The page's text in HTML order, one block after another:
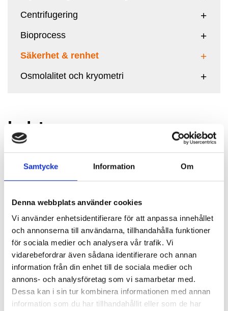
Samtycke Information Om
Denna webbplats använder cookies
Vi använder enhetsidentifierare för att anpassa innehållet
och annonserna till användarna, tillhandahålla funktioner
för sociala medier och analysera vår trafik. Vi
vidarebefordrar även sådana identifierare och annan
information från din enhet till de sociala medier och
annons- och analysföretag som vi samarbetar med.
Dessa kan i sin tur kombinera informationen med annan
information som du har tillhandahållit eller som de har
Centrifugering
Bioprocess
Säkerhet & renhet
Osmolalitet och kryometri
Isolatorer
Isolatorer är förseglade
optimalt användar- och produktskydd,
särskilt vid hantering av aktiva
farmaceutiska ingredienser, giftig
substans och kemikalier. Används i
farmaceutisk forskning, utveckling och
produktion, isolatorer ger en högre
säkerhetsnivå än biosäkerhetsskåp.
Labex samarbetar med GS Glovebox